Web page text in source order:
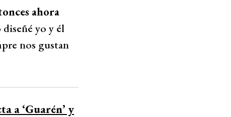
ahora
diseñé yo y él
nos gustan
a ‘Guarén’ y